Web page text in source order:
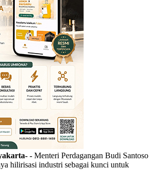
- Menteri Perdagangan Budi Santoso
hilirisasi industri sebagai kunci untuk